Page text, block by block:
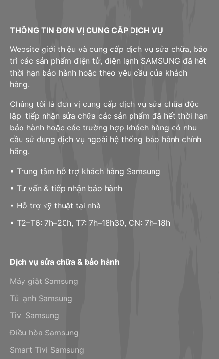
THÔNG TIN ĐƠN VỊ CUNG CẤP DỊCH VỤ
Website giới thiệu và cung cấp dịch vụ sửa chữa, bảo
trì các sản phẩm điện tử, điện lạnh SAMSUNG đã hết
thời hạn bảo hành hoặc theo yêu cầu của khách
hàng.
Chúng tôi là đơn vị cung cấp dịch vụ sửa chữa độc
lập, tiếp nhận sửa chữa các sản phẩm đã hết thời hạn
bảo hành hoặc các trường hợp khách hàng có nhu
cầu sử dụng dịch vụ ngoài hệ thống bảo hành chính
hãng.
• Trung tâm hỗ trợ khách hàng Samsung
• Tư vấn & tiếp nhận bảo hành
• Hỗ trợ kỹ thuật tại nhà
• T2–T6: 7h–20h, T7: 7h–18h30, CN: 7h–18h
Dịch vụ sửa chữa & bảo hành
Máy giặt Samsung
Tủ lạnh Samsung
Tivi Samsung
Điều hòa Samsung
Smart Tivi Samsung